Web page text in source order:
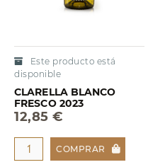
Este producto está
disponible
CLARELLA BLANCO
FRESCO 2023
12,85 €
COMPRAR